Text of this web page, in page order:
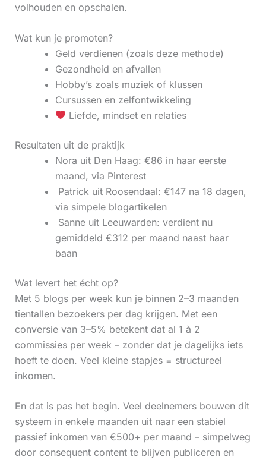
volhouden en opschalen.
Wat kun je promoten?
Geld verdienen (zoals deze methode)
Gezondheid en afvallen
Hobby’s zoals muziek of klussen
Cursussen en zelfontwikkeling
Liefde, mindset en relaties
Resultaten uit de praktijk
Nora uit Den Haag: €86 in haar eerste
maand, via Pinterest
‍ Patrick uit Roosendaal: €147 na 18 dagen,
via simpele blogartikelen
‍ Sanne uit Leeuwarden: verdient nu
gemiddeld €312 per maand naast haar
baan
Wat levert het écht op?
Met 5 blogs per week kun je binnen 2–3 maanden
tientallen bezoekers per dag krijgen. Met een
conversie van 3–5% betekent dat al 1 à 2
commissies per week – zonder dat je dagelijks iets
hoeft te doen. Veel kleine stapjes = structureel
inkomen.
En dat is pas het begin. Veel deelnemers bouwen dit
systeem in enkele maanden uit naar een stabiel
passief inkomen van €500+ per maand – simpelweg
door consequent content te blijven publiceren en